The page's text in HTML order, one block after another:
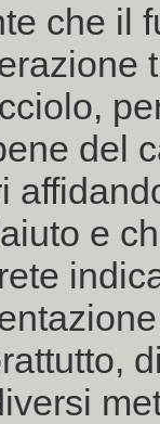
che il
del
e